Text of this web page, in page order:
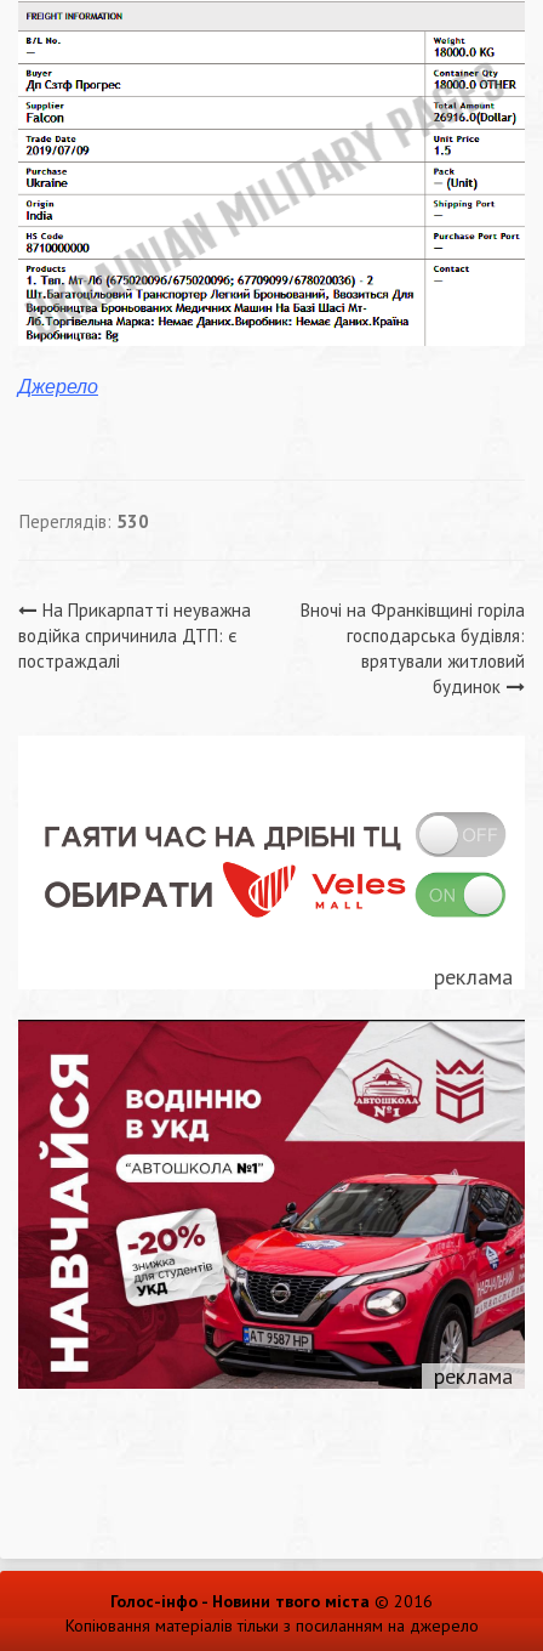
Джерело
Переглядів: 530
Навігація
записів
На Прикарпатті неуважна
водійка спричинила ДТП: є
постраждалі
Вночі на Франківщині горіла
господарська будівля:
врятували житловий
будинок
Голос-інфо - Новини твого міста © 2016
Копіювання матеріалів тільки з посиланням на джерело